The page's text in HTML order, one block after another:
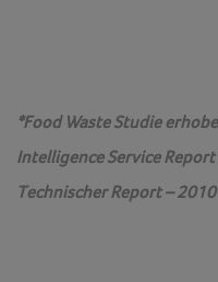
*Food Waste Studie
Intelligence Service
Technischer Report –